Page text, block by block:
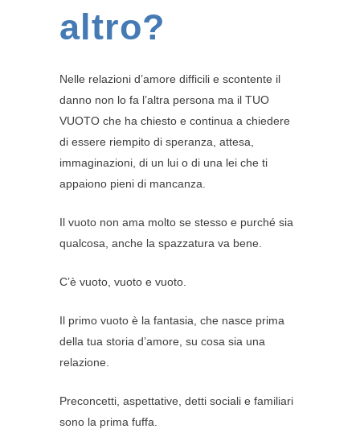
altro?
Nelle relazioni d’amore difficili e scontente il
danno non lo fa l’altra persona ma il TUO
VUOTO che ha chiesto e continua a chiedere
di essere riempito di speranza, attesa,
immaginazioni, di un lui o di una lei che ti
appaiono pieni di mancanza.
Il vuoto non ama molto se stesso e purché sia
qualcosa, anche la spazzatura va bene.
C’è vuoto, vuoto e vuoto.
Il primo vuoto è la fantasia, che nasce prima
della tua storia d’amore, su cosa sia una
relazione.
Preconcetti, aspettative, detti sociali e familiari
sono la prima fuffa.